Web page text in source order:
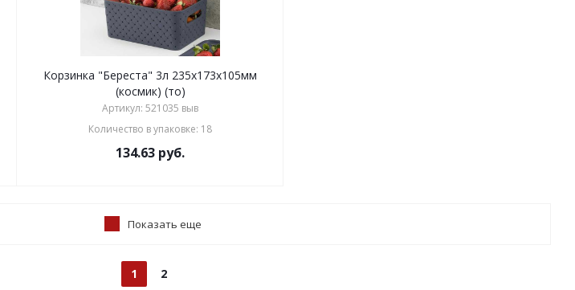
Корзинка "Береста" 3л 235х173х105мм
(космик) (то)
Артикул: 521035 выв
Количество в упаковке: 18
134.63 руб.
Показать еще
1 2